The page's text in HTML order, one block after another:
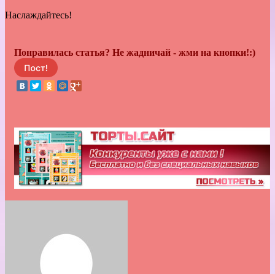
Наслаждайтесь!
Понравилась статья? Не жадничай - жми на кнопки!:)